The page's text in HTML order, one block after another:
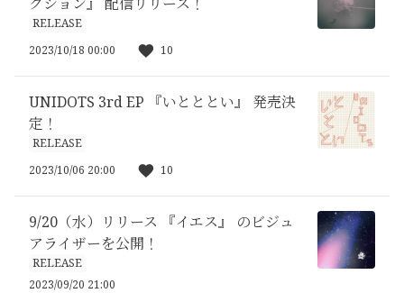
RELEASE
2023/10/18 00:00
10
UNIDOTS 3rd EP 『いとととい』 発売決
定！
RELEASE
2023/10/06 20:00
10
9/20（水）リリース 『イエス』 のビジュ
アライザーを公開！
RELEASE
2023/09/20 21:00